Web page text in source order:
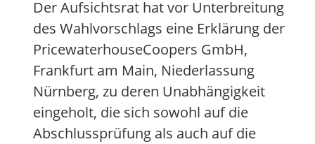
Der Aufsichtsrat hat vor Unterbreitung
des Wahlvorschlags eine Erklärung der
PricewaterhouseCoopers GmbH,
Frankfurt am Main, Niederlassung
Nürnberg, zu deren Unabhängigkeit
eingeholt, die sich sowohl auf die
Abschlussprüfung als auch auf die